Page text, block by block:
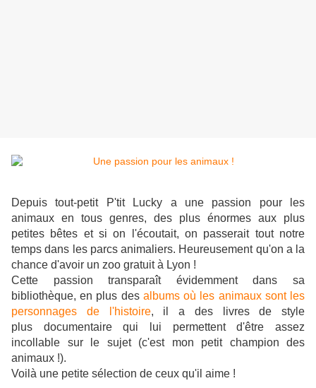
Depuis tout-petit P'tit Lucky a une passion pour les
animaux en tous genres, des plus énormes aux plus
petites bêtes et si on l'écoutait, on passerait tout notre
temps dans les parcs animaliers. Heureusement qu'on a la
chance d'avoir un zoo gratuit à Lyon !
Cette passion transparaît évidemment dans sa
bibliothèque, en plus des albums où les animaux sont les
personnages de l'histoire, il a des livres de style
plus documentaire qui lui permettent d'être assez
incollable sur le sujet (c'est mon petit champion des
animaux !).
Voilà une petite sélection de ceux qu'il aime !